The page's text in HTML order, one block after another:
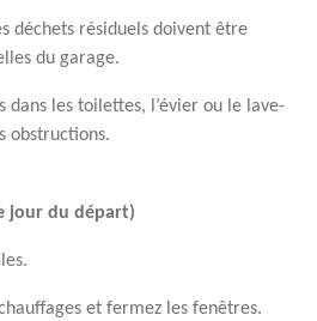
déchets résiduels doivent être
du garage.
dans les toilettes, l’évier ou le lave-
obstructions.
jour du départ)
et fermez les fenêtres.